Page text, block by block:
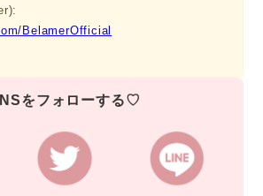
BelamerOfficial
をフォローする♡